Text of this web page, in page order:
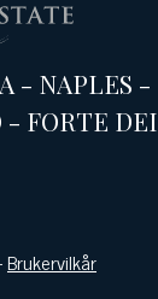
- NAPLES -
- FORTE DEI
Brukervilkår